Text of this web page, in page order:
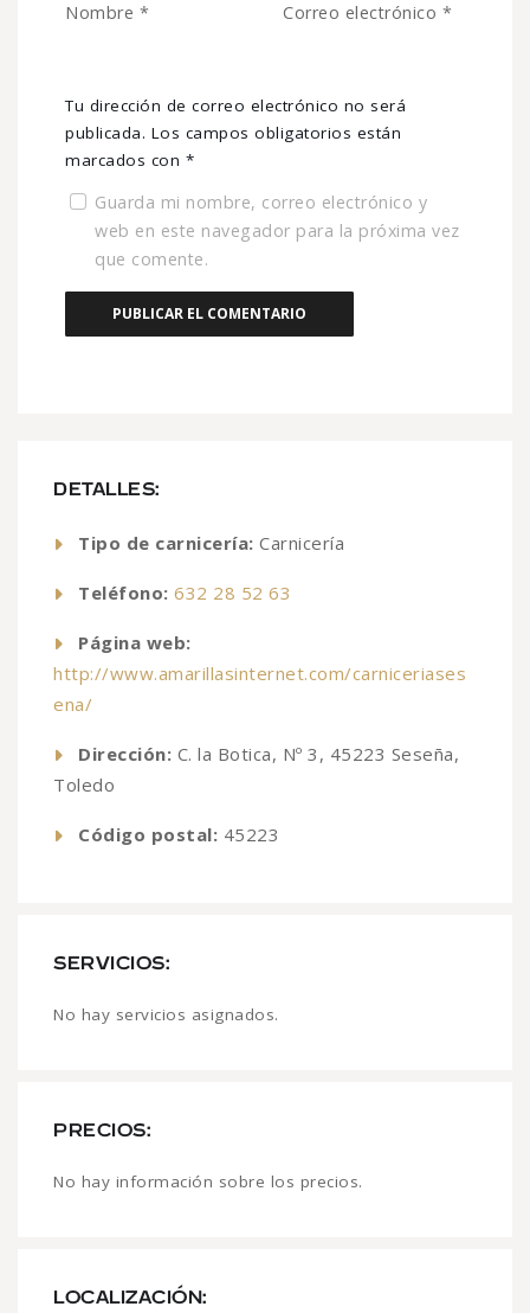
DETALLES:
Tipo de carnicería: Carnicería
Teléfono: 632 28 52 63
Página web:
http://www.amarillasinternet.com/carniceriases
ena/
Dirección: C. la Botica, Nº 3, 45223 Seseña,
Toledo
Código postal: 45223
SERVICIOS:
No hay servicios asignados.
PRECIOS:
No hay información sobre los precios.
LOCALIZACIÓN:
Tu dirección de correo electrónico no será
publicada. Los campos obligatorios están
marcados con *
Nombre * Correo electrónico *
Guarda mi nombre, correo electrónico y
web en este navegador para la próxima vez
que comente.